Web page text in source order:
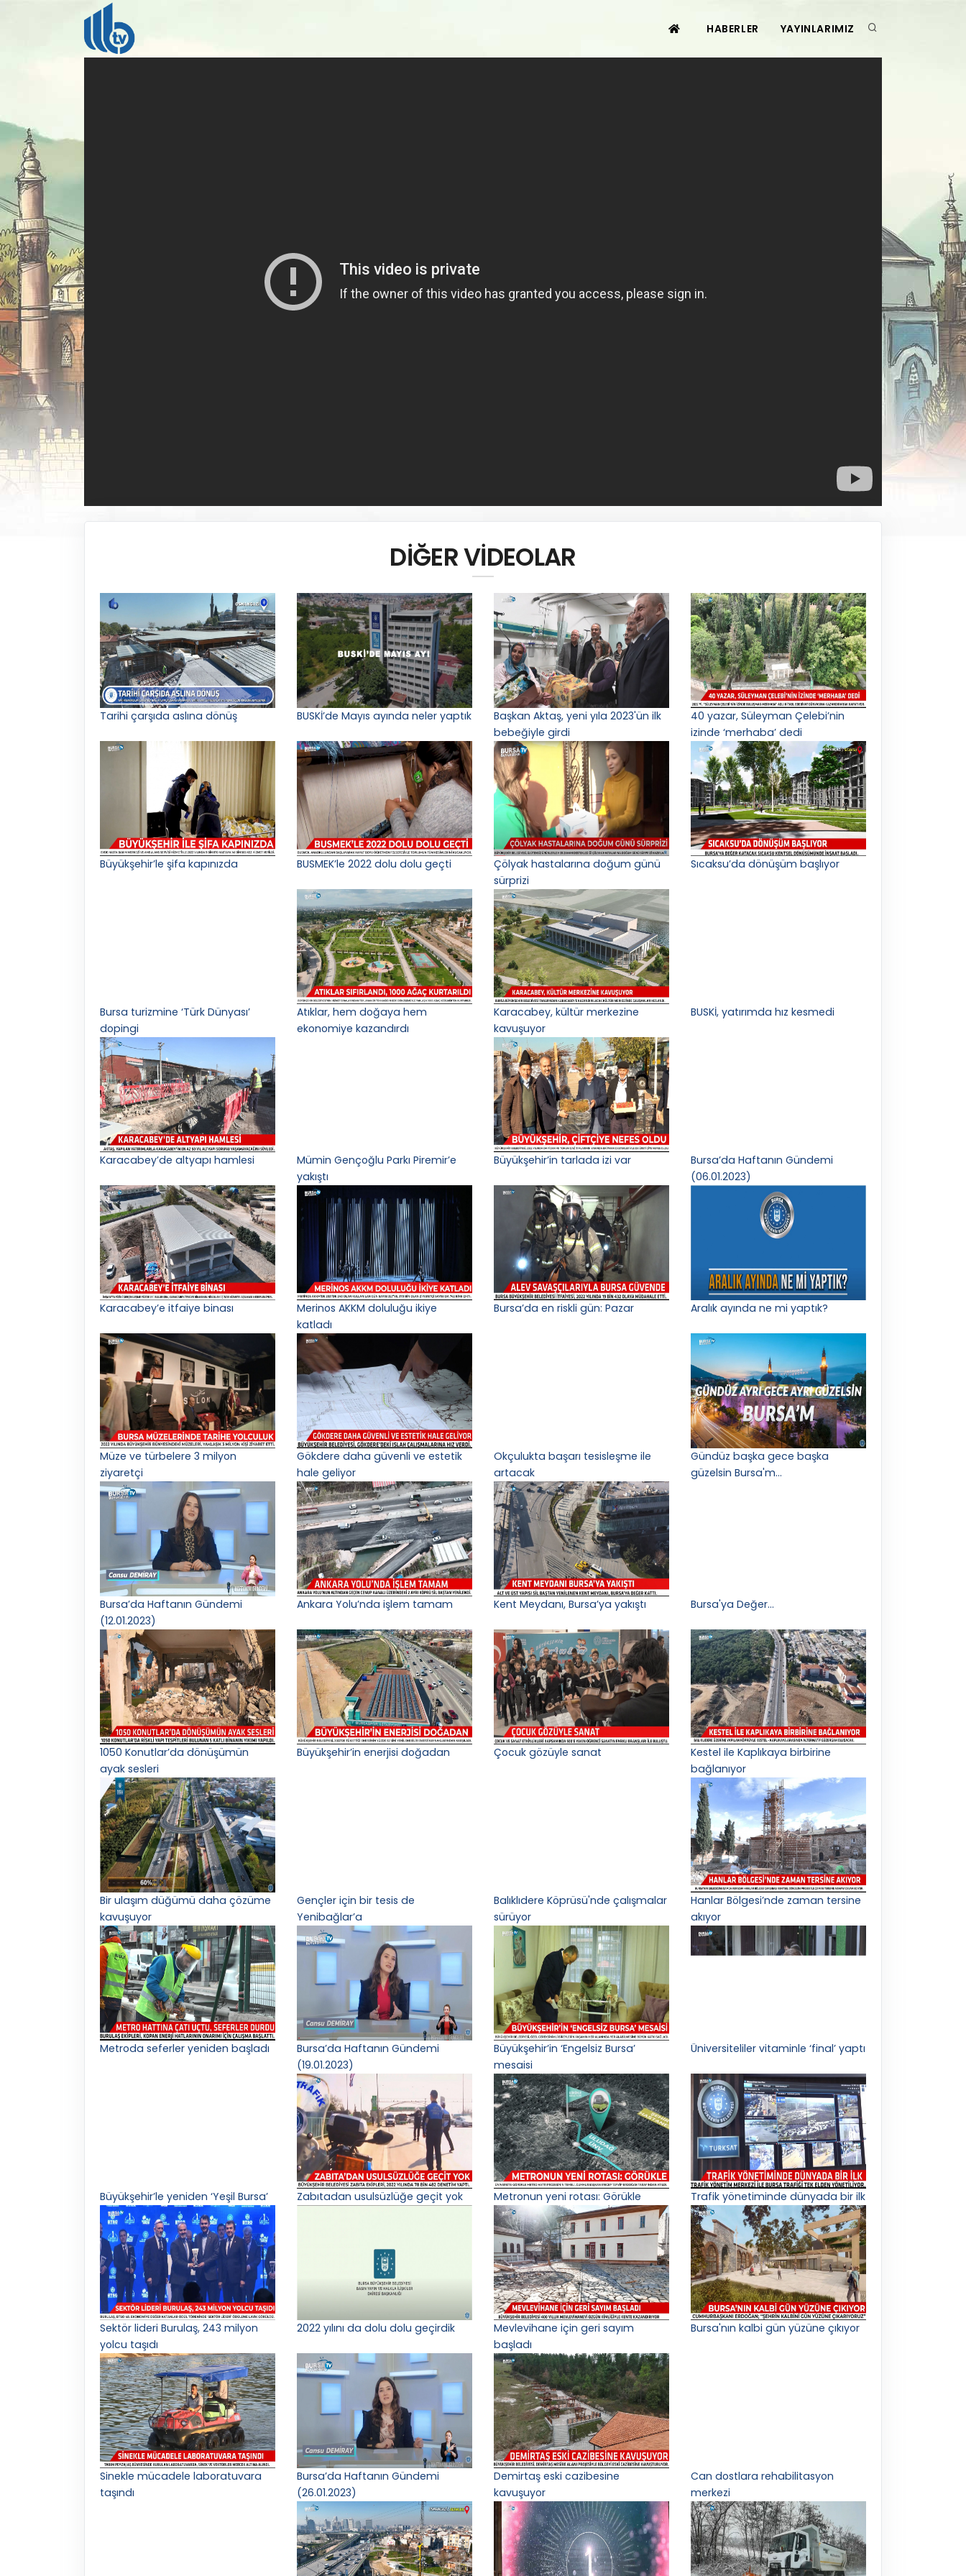
HABERLER YAYINLARIMIZ
DİĞER VİDEOLAR
Tarihi çarşıda aslına dönüş BUSKİ’de Mayıs ayında neler yaptık
Başkan Aktaş, yeni yıla 2023'ün ilk
bebeğiyle girdi
40 yazar, Süleyman Çelebi’nin
izinde ‘merhaba’ dedi
Büyükşehir’le şifa kapınızda BUSMEK’le 2022 dolu dolu geçti
Çölyak hastalarına doğum günü
sürprizi
Sıcaksu’da dönüşüm başlıyor
Bursa turizmine ‘Türk Dünyası’
dopingi
Atıklar, hem doğaya hem
ekonomiye kazandırdı
Karacabey, kültür merkezine
kavuşuyor
BUSKİ, yatırımda hız kesmedi
Karacabey’de altyapı hamlesi
Mümin Gençoğlu Parkı Piremir’e
yakıştı
Büyükşehir’in tarlada izi var
Bursa’da Haftanın Gündemi
(06.01.2023)
Karacabey’e itfaiye binası
Merinos AKKM doluluğu ikiye
katladı
Bursa’da en riskli gün: Pazar Aralık ayında ne mi yaptık?
Müze ve türbelere 3 milyon
ziyaretçi
Gökdere daha güvenli ve estetik
hale geliyor
Okçulukta başarı tesisleşme ile
artacak
Gündüz başka gece başka
güzelsin Bursa'm...
Bursa’da Haftanın Gündemi
(12.01.2023)
Ankara Yolu’nda işlem tamam Kent Meydanı, Bursa’ya yakıştı Bursa'ya Değer...
1050 Konutlar’da dönüşümün
ayak sesleri
Büyükşehir’in enerjisi doğadan Çocuk gözüyle sanat
Kestel ile Kaplıkaya birbirine
bağlanıyor
Bir ulaşım düğümü daha çözüme
kavuşuyor
Gençler için bir tesis de
Yenibağlar’a
Balıklıdere Köprüsü'nde çalışmalar
sürüyor
Hanlar Bölgesi’nde zaman tersine
akıyor
Metroda seferler yeniden başladı
Bursa’da Haftanın Gündemi
(19.01.2023)
Büyükşehir’in ‘Engelsiz Bursa’
mesaisi
Üniversiteliler vitaminle ‘final’ yaptı
Büyükşehir’le yeniden ‘Yeşil Bursa’ Zabıtadan usulsüzlüğe geçit yok Metronun yeni rotası: Görükle Trafik yönetiminde dünyada bir ilk
Sektör lideri Burulaş, 243 milyon
yolcu taşıdı
2022 yılını da dolu dolu geçirdik
Mevlevihane için geri sayım
başladı
Bursa'nın kalbi gün yüzüne çıkıyor
Sinekle mücadele laboratuvara
taşındı
Bursa’da Haftanın Gündemi
(26.01.2023)
Demirtaş eski cazibesine
kavuşuyor
Can dostlara rehabilitasyon
merkezi